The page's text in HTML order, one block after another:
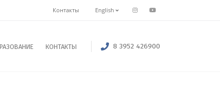
Контакты English
КОНТАКТЫ 8 3952 426900